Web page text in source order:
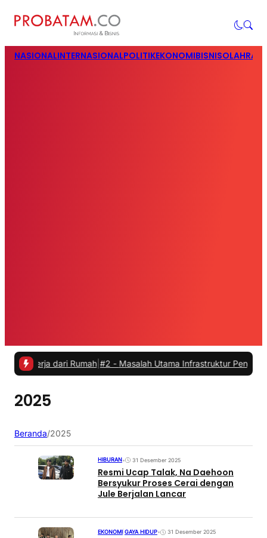
NASIONALINTERNASIONALPOLITIKEKONOMIBISNIS
dari Rumah| #2 -Masalah Utama Infrastruktur Pengisian
2025
Beranda/2025
HIBURAN• 31 Desember 2025
Resmi Ucap Talak, Na Daehoon
Bersyukur Proses Cerai dengan
Jule Berjalan Lancar
EKONOMI GAYA HIDUP• 31 Desember 2025